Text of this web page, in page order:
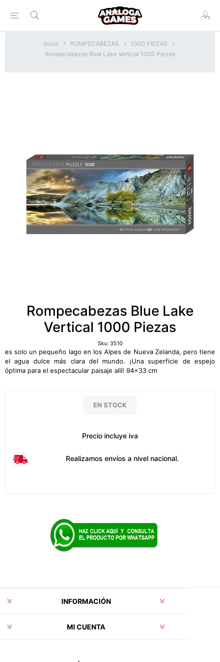
Inicio ROMPECABEZAS
1000 PIEZAS
Rompecabezas Blue Lake Vertical 1000 Piezas
Rompecabezas Blue Lake
Vertical 1000 Piezas
Sku: 3510
es solo un pequeño lago en los Alpes de Nueva Zelanda, pero tiene
el agua dulce más clara del mundo. ¡Una superficie de espejo
óptima para el espectacular paisaje allí! 94x33 cm
EN STOCK
Precio incluye iva
Realizamos envíos a nivel nacional.
INFORMACIÓN
MI CUENTA